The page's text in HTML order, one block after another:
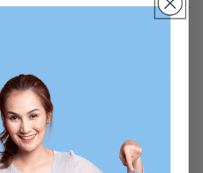
rockera celta?
de nuestro
la antigua tierra, aportando no
patrimonio celta a tu mesa.
tus comidas con el exquisito